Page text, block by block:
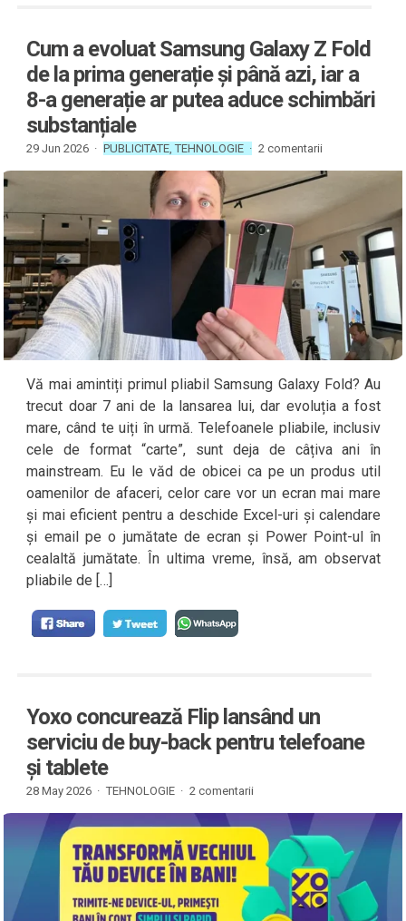
Cum a evoluat Samsung Galaxy Z Fold
de la prima generație și până azi, iar a
8-a generație ar putea aduce schimbări
substanțiale
29 Jun 2026 · PUBLICITATE,TEHNOLOGIE · 2 comentarii
Vă mai amintiți primul pliabil Samsung Galaxy Fold? Au
trecut doar 7 ani de la lansarea lui, dar evoluția a fost
mare, când te uiți în urmă. Telefoanele pliabile, inclusiv
cele de format “carte”, sunt deja de câțiva ani în
mainstream. Eu le văd de obicei ca pe un produs util
oamenilor de afaceri, celor care vor un ecran mai mare
și mai eficient pentru a deschide Excel-uri și calendare
și email pe o jumătate de ecran și Power Point-ul în
cealaltă jumătate. În ultima vreme, însă, am observat
pliabile de […]
Yoxo concurează Flip lansând un
serviciu de buy-back pentru telefoane
și tablete
28 May 2026 · TEHNOLOGIE · 2 comentarii